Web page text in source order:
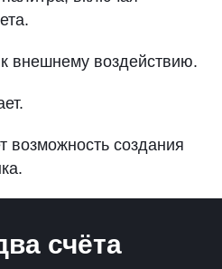
внешнему воздействию.
возможность создания
счёта